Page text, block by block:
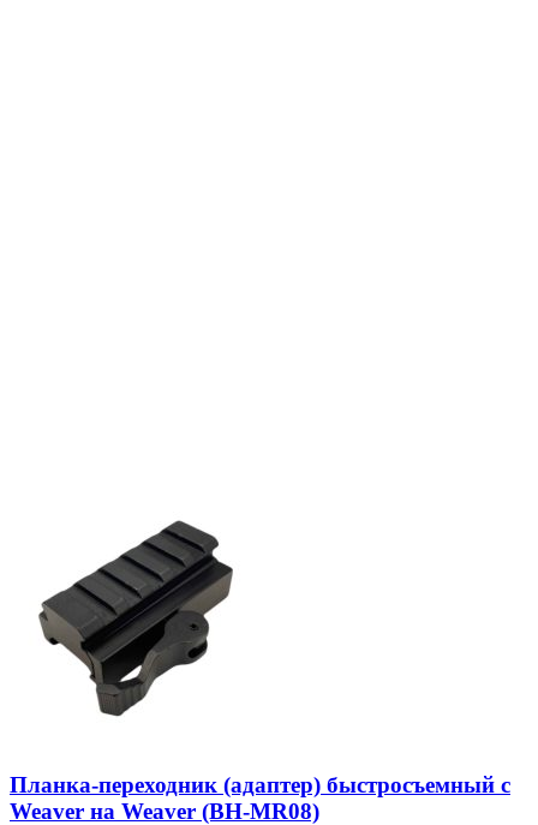
Планка-переходник (адаптер) быстросъемный с
Weaver на Weaver (BH-MR08)